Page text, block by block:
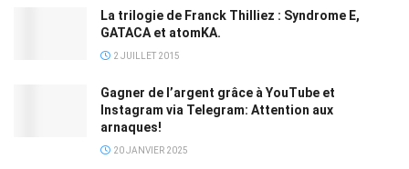
La trilogie de Franck Thilliez : Syndrome E,
GATACA et atomKA.
2 JUILLET 2015
Gagner de l’argent grâce à YouTube et
Instagram via Telegram: Attention aux
arnaques!
20 JANVIER 2025